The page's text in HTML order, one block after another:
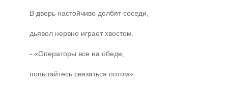
В дверь настойчиво долбят соседи,
дьявол нервно играет хвостом.
- «Операторы все на обеде,
попытайтесь связаться потом».